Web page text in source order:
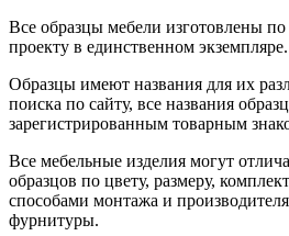
Все образцы мебели изготовлены
проекту в единственном экземпляре.
Образцы имеют названия для их
поиска по сайту, все названия
зарегистрированным товарным
Все мебельные изделия могут
образцов по цвету, размеру,
способами монтажа и
фурнитуры.